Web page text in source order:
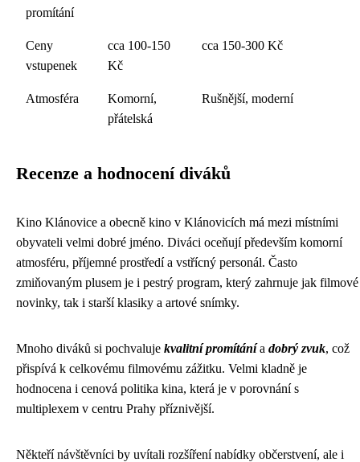
promítání
Ceny
vstupenek
cca 100-150
Kč
cca 150-300 Kč
Atmosféra
Komorní,
přátelská
Rušnější, moderní
Recenze a hodnocení diváků
Kino Klánovice a obecně kino v Klánovicích má mezi místními
obyvateli velmi dobré jméno. Diváci oceňují především komorní
atmosféru, příjemné prostředí a vstřícný personál. Často
zmiňovaným plusem je i pestrý program, který zahrnuje jak filmové
novinky, tak i starší klasiky a artové snímky.
Mnoho diváků si pochvaluje kvalitní promítánía dobrý zvuk, což
přispívá k celkovému filmovému zážitku. Velmi kladně je
hodnocena i cenová politika kina, která je v porovnání s
multiplexem v centru Prahy příznivější.
Někteří návštěvníci by uvítali rozšíření nabídky občerstvení, ale i